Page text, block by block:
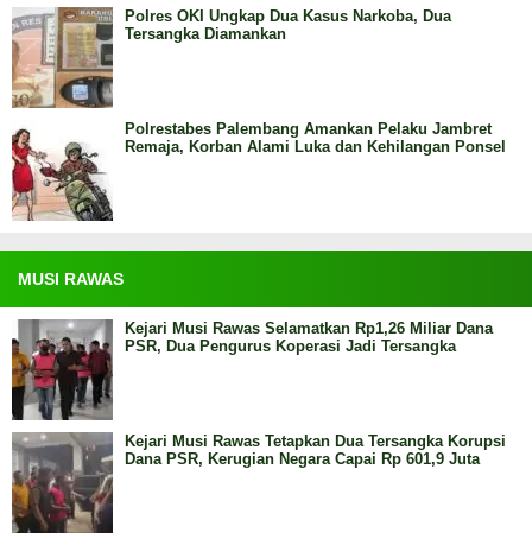
Polres OKI Ungkap Dua Kasus Narkoba, Dua
Tersangka Diamankan
Polrestabes Palembang Amankan Pelaku Jambret
Remaja, Korban Alami Luka dan Kehilangan Ponsel
MUSI RAWAS
Kejari Musi Rawas Selamatkan Rp1,26 Miliar Dana
PSR, Dua Pengurus Koperasi Jadi Tersangka
Kejari Musi Rawas Tetapkan Dua Tersangka Korupsi
Dana PSR, Kerugian Negara Capai Rp 601,9 Juta